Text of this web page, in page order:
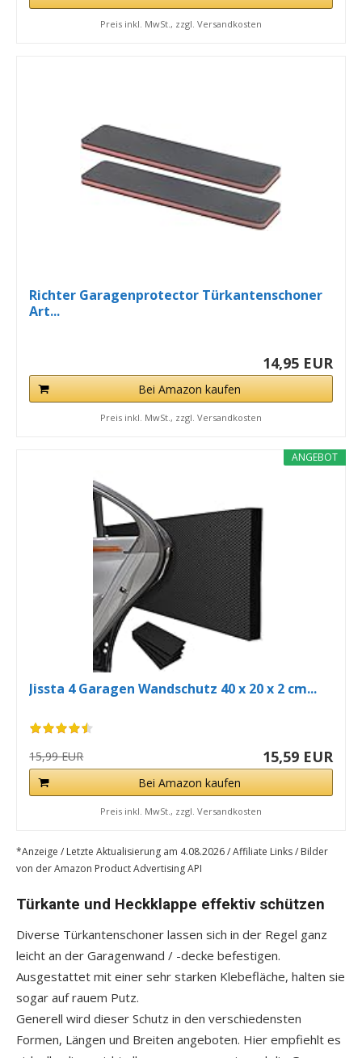
Preis inkl. MwSt., zzgl. Versandkosten
Richter Garagenprotector Türkantenschoner
Art...
14,95 EUR
Bei Amazon kaufen
Preis inkl. MwSt., zzgl. Versandkosten
ANGEBOT
Jissta 4 Garagen Wandschutz 40 x 20 x 2 cm...
15,99 EUR 15,59 EUR
Bei Amazon kaufen
Preis inkl. MwSt., zzgl. Versandkosten
*Anzeige / Letzte Aktualisierung am 4.08.2026 / Affiliate Links / Bilder
von der Amazon Product Advertising API
Türkante und Heckklappe effektiv schützen
Diverse Türkantenschoner lassen sich in der Regel ganz
leicht an der Garagenwand / -decke befestigen.
Ausgestattet mit einer sehr starken Klebefläche, halten sie
sogar auf rauem Putz.
Generell wird dieser Schutz in den verschiedensten
Formen, Längen und Breiten angeboten. Hier empfiehlt es